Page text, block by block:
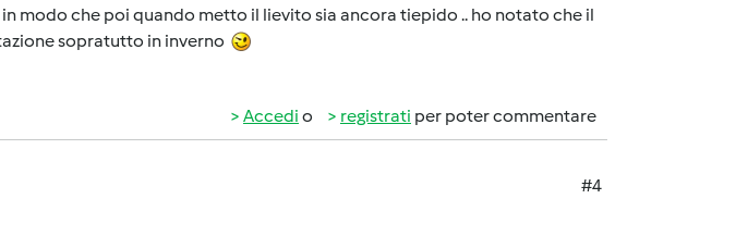
modo che poi quando metto il lievito sia ancora tiepido .. ho notato che il
sopratutto in inverno
Accedi o registrati per poter commentare
#4